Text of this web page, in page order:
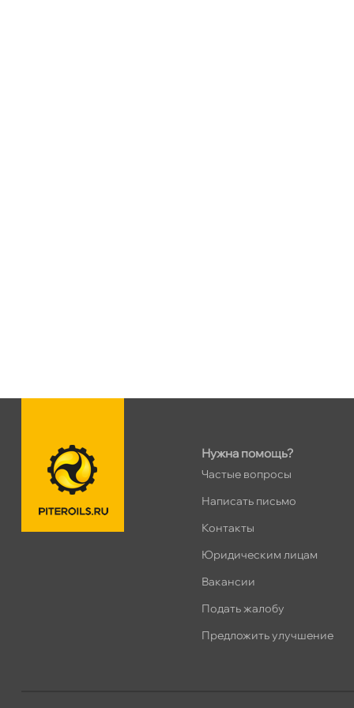
Дунайский 27к1Б
ПН–ВС
Хасанская 17к1 (Лента)
0 шт
Нужна помощь?
Частые вопросы
Написать письмо
Контакты
Юридическим лицам
акансии
Подать жалобу
Предложить улучшение